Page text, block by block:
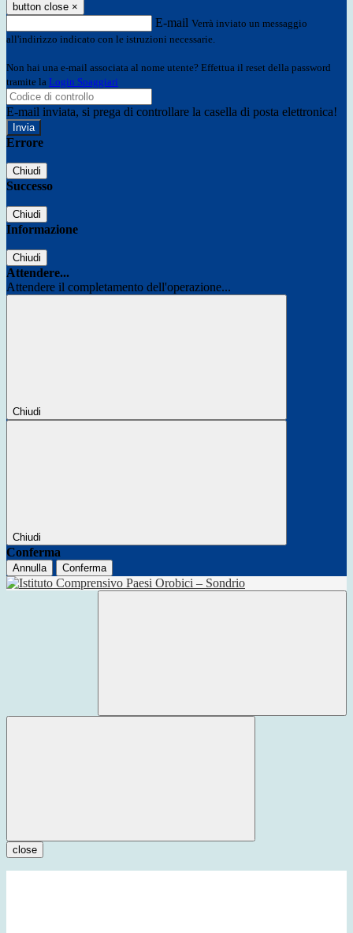
button close ×
E-mail Verrà inviato un messaggio
all'indirizzo indicato con le istruzioni necessarie.
Non hai una e-mail associata al nome utente? Effettua il reset della password
tramite la Login Spaggiari
E-mail inviata, si prega di controllare la casella di posta elettronica!
Errore
Chiudi
Successo
Chiudi
Informazione
Chiudi
Attendere...
Attendere il completamento dell'operazione...
Chiudi
Chiudi
Conferma
Annulla Conferma
close